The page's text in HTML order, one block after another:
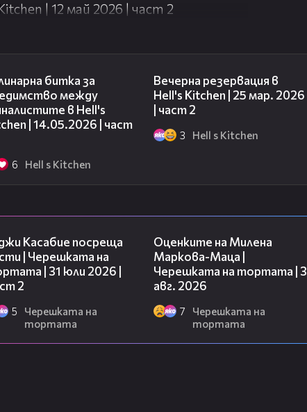
| 12 май 2026 | част 2
битка за
между
в Hell's
| 14.05.2026 | част
6 Hell s Kitchen
Вечерна резервация в
Hell's Kitchen | 25 мар. 2026
| част 2
3 Hell s Kitchen
Касабие посреща
| Черешката на
| 31 юли 2026 |
2
5
Черешката на
тортата
Оценките на Милена
Маркова-Маца |
Черешката на тортата | 3
авг. 2026
7
Черешката на
тортата